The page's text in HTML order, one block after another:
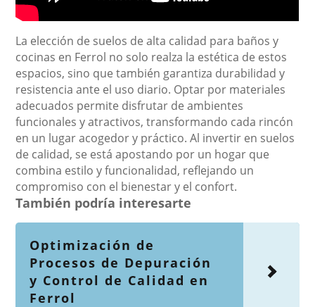
La elección de suelos de alta calidad para baños y
cocinas en Ferrol no solo realza la estética de estos
espacios, sino que también garantiza durabilidad y
resistencia ante el uso diario. Optar por materiales
adecuados permite disfrutar de ambientes
funcionales y atractivos, transformando cada rincón
en un lugar acogedor y práctico. Al invertir en suelos
de calidad, se está apostando por un hogar que
combina estilo y funcionalidad, reflejando un
compromiso con el bienestar y el confort.
También podría interesarte
Optimización de
Procesos de Depuración
y Control de Calidad en
Ferrol